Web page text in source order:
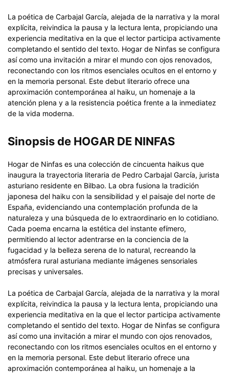
La poética de Carbajal García, alejada de la narrativa y la moral
explícita, reivindica la pausa y la lectura lenta, propiciando una
experiencia meditativa en la que el lector participa activamente
completando el sentido del texto. Hogar de Ninfas se configura
así como una invitación a mirar el mundo con ojos renovados,
reconectando con los ritmos esenciales ocultos en el entorno y
en la memoria personal. Este debut literario ofrece una
aproximación contemporánea al haiku, un homenaje a la
atención plena y a la resistencia poética frente a la inmediatez
de la vida moderna.
Sinopsis de HOGAR DE NINFAS
Hogar de Ninfas es una colección de cincuenta haikus que
inaugura la trayectoria literaria de Pedro Carbajal García, jurista
asturiano residente en Bilbao. La obra fusiona la tradición
japonesa del haiku con la sensibilidad y el paisaje del norte de
España, evidenciando una contemplación profunda de la
naturaleza y una búsqueda de lo extraordinario en lo cotidiano.
Cada poema encarna la estética del instante efímero,
permitiendo al lector adentrarse en la conciencia de la
fugacidad y la belleza serena de lo natural, recreando la
atmósfera rural asturiana mediante imágenes sensoriales
precisas y universales.
La poética de Carbajal García, alejada de la narrativa y la moral
explícita, reivindica la pausa y la lectura lenta, propiciando una
experiencia meditativa en la que el lector participa activamente
completando el sentido del texto. Hogar de Ninfas se configura
así como una invitación a mirar el mundo con ojos renovados,
reconectando con los ritmos esenciales ocultos en el entorno y
en la memoria personal. Este debut literario ofrece una
aproximación contemporánea al haiku, un homenaje a la